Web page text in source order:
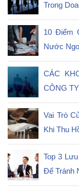
Trong
10 Điểm
Nước
CÁC
CÔNG
Vai Trò
Khi Thu
Top 3
Để Tránh